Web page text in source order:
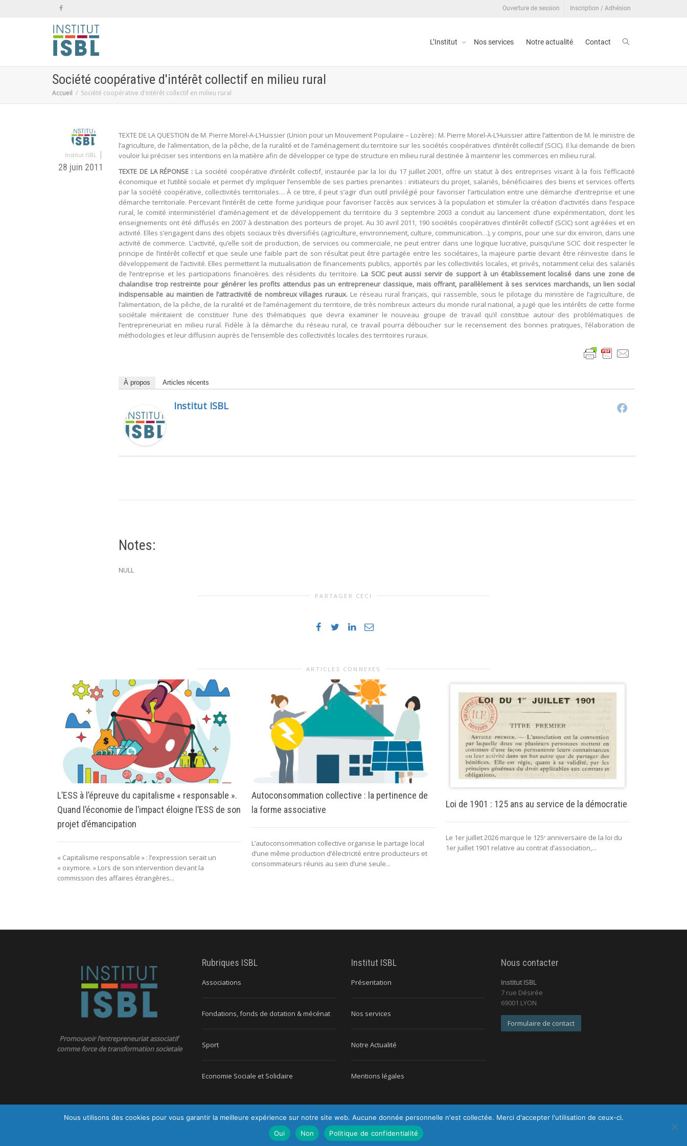
Ouverture de session Inscription / Adhésion
L’Institut Nos services Notre actualité Contact
Société coopérative d'intérêt collectif en milieu rural
Accueil Société coopérative d'intérêt collectif en milieu rural
Institut ISBL |
28 juin 2011
TEXTE DE LA QUESTION de M. Pierre Morel-A-L’Huissier (Union pour un Mouvement Populaire – Lozère) : M. Pierre Morel-A-L’Huissier attire l’attention de M. le ministre de
l’agriculture, de l’alimentation, de la pêche, de la ruralité et de l’aménagement du territoire sur les sociétés coopératives d’intérêt collectif (SCIC). Il lui demande de bien
vouloir lui préciser ses intentions en la matière afin de développer ce type de structure en milieu rural destinée à maintenir les commerces en milieu rural.
TEXTE DE LA RÉPONSE : La société coopérative d’intérêt collectif, instaurée par la loi du 17 juillet 2001, offre un statut à des entreprises visant à la fois l’efficacité
économique et l’utilité sociale et permet d’y impliquer l’ensemble de ses parties prenantes : initiateurs du projet, salariés, bénéficiaires des biens et services offerts
par la société coopérative, collectivités territoriales… À ce titre, il peut s’agir d’un outil privilégié pour favoriser l’articulation entre une démarche d’entreprise et une
démarche territoriale. Percevant l’intérêt de cette forme juridique pour favoriser l’accès aux services à la population et stimuler la création d’activités dans l’espace
rural, le comité interministériel d’aménagement et de développement du territoire du 3 septembre 2003 a conduit au lancement d’une expérimentation, dont les
enseignements ont été diffusés en 2007 à destination des porteurs de projet. Au 30 avril 2011, 190 sociétés coopératives d’intérêt collectif (SCIC) sont agréées et en
activité. Elles s’engagent dans des objets sociaux très diversifiés (agriculture, environnement, culture, communication…), y compris, pour une sur dix environ, dans une
activité de commerce. L’activité, qu’elle soit de production, de services ou commerciale, ne peut entrer dans une logique lucrative, puisqu’une SCIC doit respecter le
principe de l’intérêt collectif et que seule une faible part de son résultat peut être partagée entre les sociétaires, la majeure partie devant être réinvestie dans le
développement de l’activité. Elles permettent la mutualisation de financements publics, apportés par les collectivités locales, et privés, notamment celui des salariés
de l’entreprise et les participations financières des résidents du territoire. La SCIC peut aussi servir de support à un établissement localisé dans une zone de
chalandise trop restreinte pour générer les profits attendus pas un entrepreneur classique, mais offrant, parallèlement à ses services marchands, un lien social
indispensable au maintien de l’attractivité de nombreux villages ruraux. Le réseau rural français, qui rassemble, sous le pilotage du ministère de l’agriculture, de
l’alimentation, de la pêche, de la ruralité et de l’aménagement du territoire, de très nombreux acteurs du monde rural national, a jugé que les intérêts de cette forme
sociétale méritaient de constituer l’une des thématiques que devra examiner le nouveau groupe de travail qu’il constitue autour des problématiques de
l’entrepreneuriat en milieu rural. Fidèle à la démarche du réseau rural, ce travail pourra déboucher sur le recensement des bonnes pratiques, l’élaboration de
méthodologies et leur diffusion auprès de l’ensemble des collectivités locales des territoires ruraux.
À propos Articles récents
Institut ISBL
Notes:
NULL
PARTAGER CECI
ARTICLES CONNEXES
L’ESS à l’épreuve du capitalisme « responsable ».
Quand l’économie de l’impact éloigne l’ESS de son
projet d’émancipation
« Capitalisme responsable » : l’expression serait un
« oxymore. » Lors de son intervention devant la
commission des affaires étrangères...
Autoconsommation collective : la pertinence de
la forme associative
L’autoconsommation collective organise le partage local
d’une même production d’électricité entre producteurs et
consommateurs réunis au sein d’une seule...
Loi de 1901 : 125 ans au service de la démocratie
Le 1er juillet 2026 marque le 125ᵉ anniversaire de la loi du
1er juillet 1901 relative au contrat d’association,...
Promouvoir l’entrepreneuriat associatif
comme force de transformation societale
Rubriques ISBL
Associations
Fondations, fonds de dotation & mécénat
Sport
Economie Sociale et Solidaire
Institut ISBL
Présentation
Nos services
Notre Actualité
Mentions légales
Nous contacter
Institut ISBL
7 rue Désirée
69001 LYON
Formulaire de contact
Tous droits réservés |Mentions légales|Politique de confidentialité
Nous utilisons des cookies pour vous garantir la meilleure expérience sur notre site web. Aucune donnée personnelle n'est collectée. Merci d'accepter l'utilisation de ceux-ci.
Oui
Non Politique de confidentialité